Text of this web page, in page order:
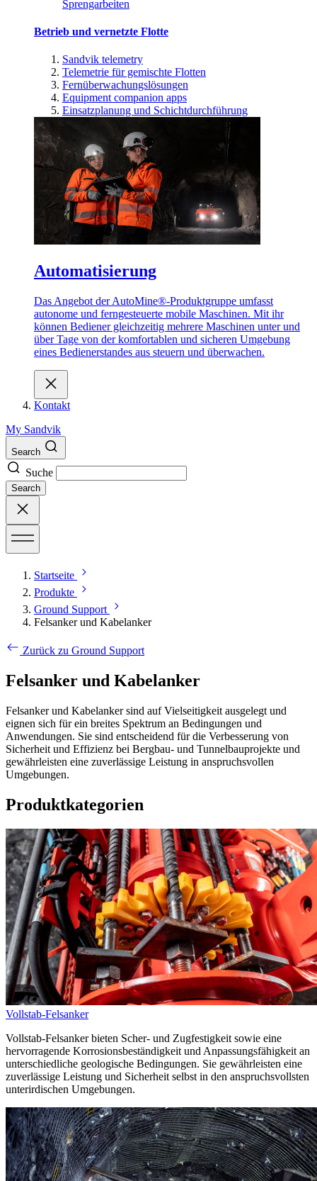
Sprengarbeiten
Betrieb und vernetzte Flotte
Sandvik telemetry
Telemetrie für gemischte Flotten
Fernüberwachungslösungen
Equipment companion apps
Einsatzplanung und Schichtdurchführung
Automatisierung
Das Angebot der AutoMine®-Produktgruppe umfasst
autonome und ferngesteuerte mobile Maschinen. Mit ihr
können Bediener gleichzeitig mehrere Maschinen unter und
über Tage von der komfortablen und sicheren Umgebung
eines Bedienerstandes aus steuern und überwachen.
Kontakt
My Sandvik
Search
Suche
Search
Startseite
Produkte
Ground Support
Felsanker und Kabelanker
Zurück zu Ground Support
Felsanker und Kabelanker
Felsanker und Kabelanker sind auf Vielseitigkeit ausgelegt und
eignen sich für ein breites Spektrum an Bedingungen und
Anwendungen. Sie sind entscheidend für die Verbesserung von
Sicherheit und Effizienz bei Bergbau- und Tunnelbauprojekte und
gewährleisten eine zuverlässige Leistung in anspruchsvollen
Umgebungen.
Produktkategorien
Vollstab-Felsanker
Vollstab-Felsanker bieten Scher- und Zugfestigkeit sowie eine
hervorragende Korrosionsbeständigkeit und Anpassungsfähigkeit an
unterschiedliche geologische Bedingungen. Sie gewährleisten eine
zuverlässige Leistung und Sicherheit selbst in den anspruchsvollsten
unterirdischen Umgebungen.